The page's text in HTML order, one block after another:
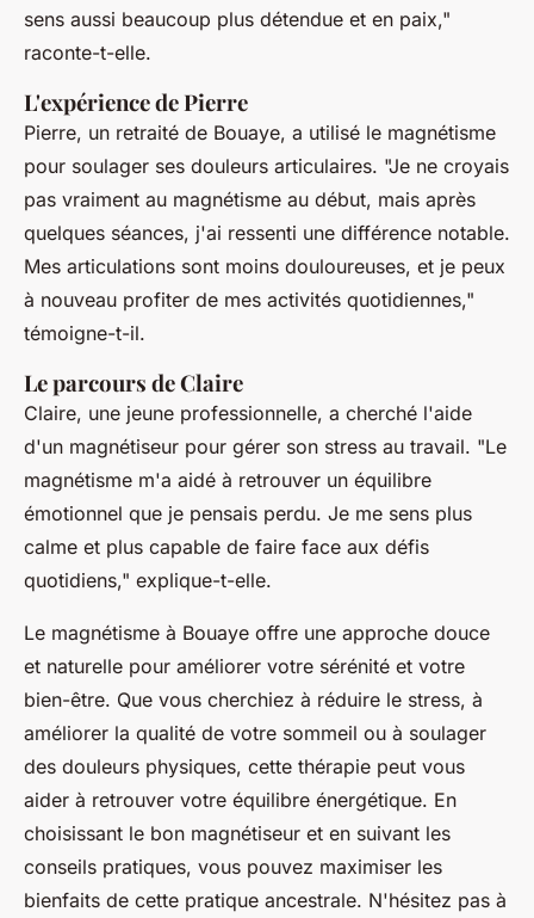
sens aussi beaucoup plus détendue et en paix,"
raconte-t-elle.
L'expérience de Pierre
Pierre, un retraité de Bouaye, a utilisé le magnétisme
pour soulager ses douleurs articulaires. "Je ne croyais
pas vraiment au magnétisme au début, mais après
quelques séances, j'ai ressenti une différence notable.
Mes articulations sont moins douloureuses, et je peux
à nouveau profiter de mes activités quotidiennes,"
témoigne-t-il.
Le parcours de Claire
Claire, une jeune professionnelle, a cherché l'aide
d'un magnétiseur pour gérer son stress au travail. "Le
magnétisme m'a aidé à retrouver un équilibre
émotionnel que je pensais perdu. Je me sens plus
calme et plus capable de faire face aux défis
quotidiens," explique-t-elle.
Le magnétisme à Bouaye offre une approche douce
et naturelle pour améliorer votre sérénité et votre
bien-être. Que vous cherchiez à réduire le stress, à
améliorer la qualité de votre sommeil ou à soulager
des douleurs physiques, cette thérapie peut vous
aider à retrouver votre équilibre énergétique. En
choisissant le bon magnétiseur et en suivant les
conseils pratiques, vous pouvez maximiser les
bienfaits de cette pratique ancestrale. N'hésitez pas à